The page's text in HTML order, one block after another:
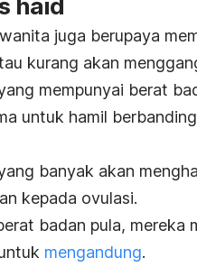
haid
juga berupaya
kurang akan
mempunyai berat
untuk hamil
banyak akan
kepada ovulasi.
badan pula, mereka
mengandung.